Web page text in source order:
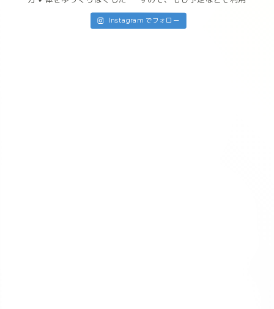
Instagram でフォロー